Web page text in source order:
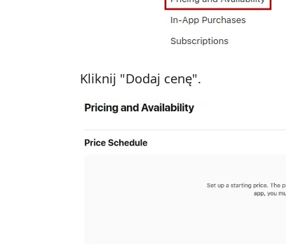
Kliknij "Dodaj cenę".